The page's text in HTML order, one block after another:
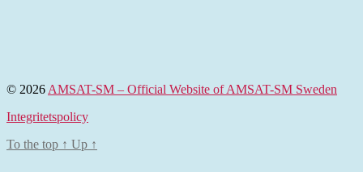
© 2026 AMSAT-SM – Official Website of AMSAT-SM Sweden
Integritetspolicy
To the top ↑ Up ↑